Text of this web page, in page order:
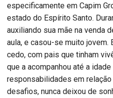
especificamente em Capim
estado do Espírito Santo.
auxiliando sua mãe na venda
aula, e casou-se muito
cedo, com pais que tinham
que a acompanhou até a
responsabilidades em
desafios, nunca deixou de